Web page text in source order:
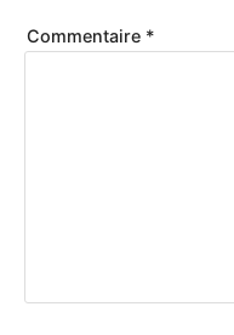
Commentaire *